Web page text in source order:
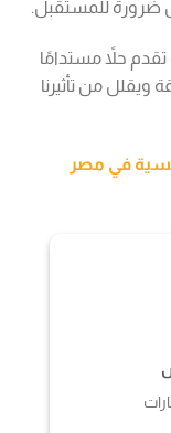
ضرورة للمستقبل.
حلاً مستدامًا
ويقلل من تأثيرنا
في مصر